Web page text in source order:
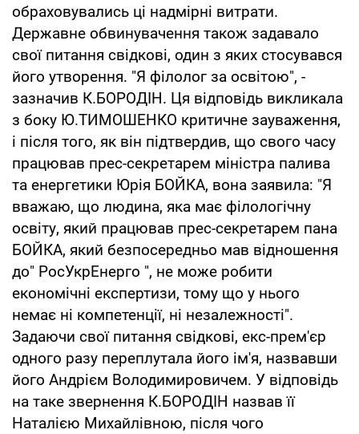
обраховувались ці надмірні витрати.
Державне обвинувачення також задавало
свої питання свідкові, один з яких стосувався
його утворення. "Я філолог за освітою", -
зазначив К.БОРОДІН. Ця відповідь викликала
з боку Ю.ТИМОШЕНКО критичне зауваження,
і після того, як він підтвердив, що свого часу
працював прес-секретарем міністра палива
та енергетики Юрія БОЙКА, вона заявила: "Я
вважаю, що людина, яка має філологічну
освіту, який працював прес-секретарем пана
БОЙКА, який безпосередньо мав відношення
до" РосУкрЕнерго ", не може робити
економічні експертизи, тому що у нього
немає ні компетенції, ні незалежності".
Задаючи свої питання свідкові, екс-прем'єр
одного разу переплутала його ім'я, назвавши
його Андрієм Володимировичем. У відповідь
на таке звернення К.БОРОДІН назвав її
Наталією Михайлівною, після чого